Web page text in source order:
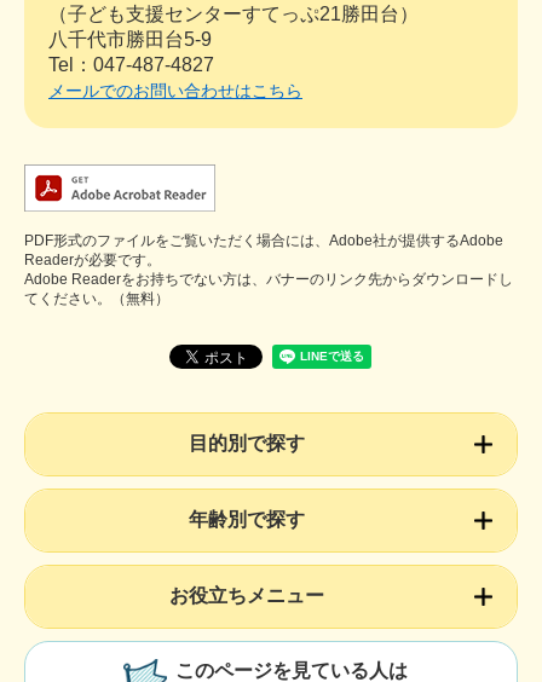
子ども支援センターすてっぷ21勝田台
八千代市勝田台5-9
Tel：047-487-4827
メールでのお問い合わせはこちら
PDF形式のファイルをご覧いただく場合には、Adobe社が提供するAdobe
Readerが必要です。
Adobe Readerをお持ちでない方は、バナーのリンク先からダウンロードし
てください。（無料）
目的別で探す
年齢別で探す
お役立ちメニュー
このページを見ている人は